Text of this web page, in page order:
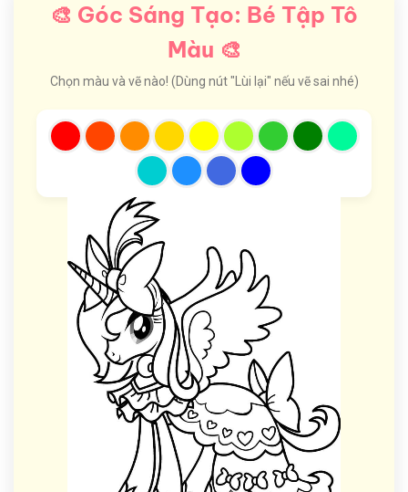
🎨 Góc Sáng Tạo: Bé Tập Tô
Màu 🎨
Chọn màu và vẽ nào! (Dùng nút "Lùi lại" nếu vẽ sai nhé)